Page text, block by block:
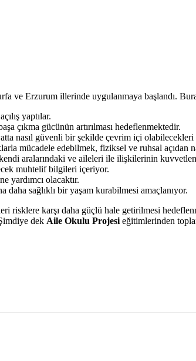
ve Erzurum illerinde uygulanmaya başlandı.
yaptılar.
çıkma gücünün artırılması hedeflenmektedir.
nasıl güvenli bir şekilde çevrim içi
mücadele edebilmek, fiziksel ve ruhsal açıdan
aralarındaki ve aileleri ile ilişkilerinin
muhtelif bilgileri içeriyor.
yardımcı olacaktır.
daha sağlıklı bir yaşam kurabilmesi amaçlanıyor.
risklere karşı daha güçlü hale getirilmesi
dek Aile Okulu Projesi eğitimlerinden